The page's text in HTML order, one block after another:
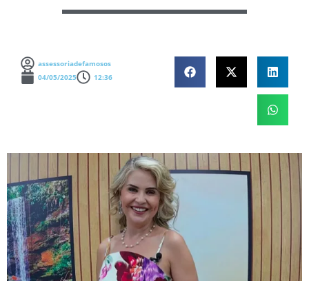
assessoriadefamosos
04/05/2025
12:36